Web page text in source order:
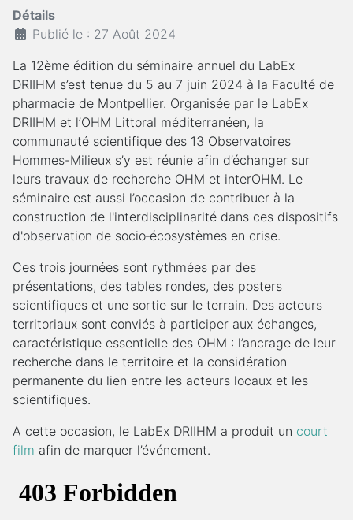
Détails
Publié le : 27 Août 2024
La 12ème édition du séminaire annuel du LabEx
DRIIHM s’est tenue du 5 au 7 juin 2024 à la Faculté de
pharmacie de Montpellier. Organisée par le LabEx
DRIIHM et l’OHM Littoral méditerranéen, la
communauté scientifique des 13 Observatoires
Hommes-Milieux s’y est réunie afin d’échanger sur
leurs travaux de recherche OHM et interOHM. Le
séminaire est aussi l’occasion de contribuer à la
construction de l'interdisciplinarité dans ces dispositifs
d'observation de socio‑écosystèmes en crise.
Ces trois journées sont rythmées par des
présentations, des tables rondes, des posters
scientifiques et une sortie sur le terrain. Des acteurs
territoriaux sont conviés à participer aux échanges,
caractéristique essentielle des OHM : l’ancrage de leur
recherche dans le territoire et la considération
permanente du lien entre les acteurs locaux et les
scientifiques.
A cette occasion, le LabEx DRIIHM a produit un court
film afin de marquer l’événement.